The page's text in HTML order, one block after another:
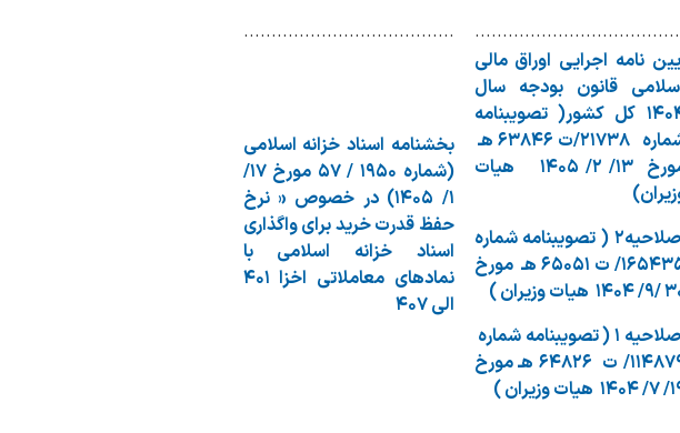
......................................
نامه اجرایی اوراق مالی
قانون بودجه سال
۱۴۰۴ کل کشور( تصویبنامه
شماره ۲۱۷۳۸/ت ۶۳۸۴۶ هـ
مورخ ۱۳/ ۲/ ۱۴۰۵ هیات
اصلاحیه۲ ( تصویبنامه شماره
۱۶۵۴۳۵/ ت ۶۵۰۵۱ هـ مورخ
هیات وزیران )
اصلاحیه ۱ ( تصویبنامه شماره
۱۱۴۸۷۹/ ت ۶۴۸۲۶ هـ مورخ
وزیران )
بخشنامه اسناد خزانه اسلامی
(شماره ۱۹۵۰ / ۵۷ مورخ ۱۷/
۱/ ۱۴۰۵) در خصوص « نرخ
حفظ قدرت خرید برای واگذاری
اسناد خزانه اسلامی با
نمادهای معاملاتی اخزا ۴۰۱
الی ۴۰۷